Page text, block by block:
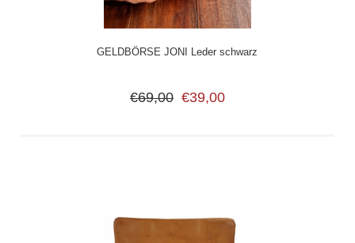
GELDBÖRSE JONI Leder schwarz
€69,00 €39,00